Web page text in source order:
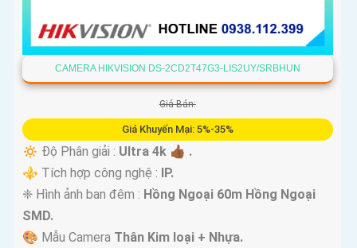
CAMERA HIKVISION DS-2CD2T47G3-LIS2UY/SRBHUN
Giá Bán:
Giá Khuyến Mại: 5%-35%
🔅 Độ Phân giải : Ultra 4k 👍🏾 .
⚜️ Tích hợp công nghệ : IP.
❈ Hình ảnh ban đêm : Hồng Ngoại 60m Hồng Ngoại
SMD.
🎨 Mẫu Camera Thân Kim loại + Nhựa.